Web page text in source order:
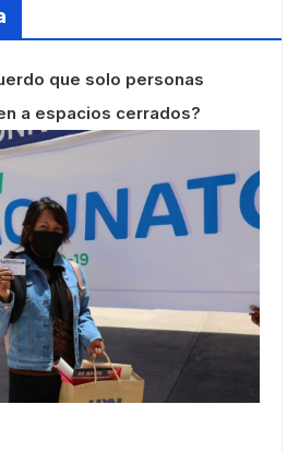
que solo personas
a espacios cerrados?